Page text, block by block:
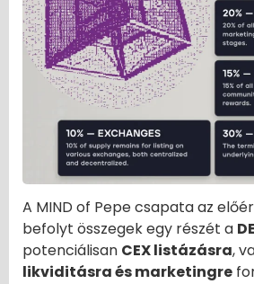
A MIND of Pepe csapata az
befolyt összegek egy részét a
potenciálisan CEX listázásra,
likviditásra és marketingre